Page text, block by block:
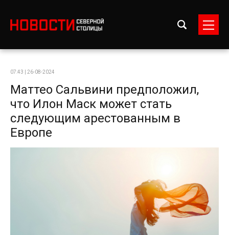
07:43 | 26-08-2024
Маттео Сальвини предположил,
что Илон Маск может стать
следующим арестованным в
Европе